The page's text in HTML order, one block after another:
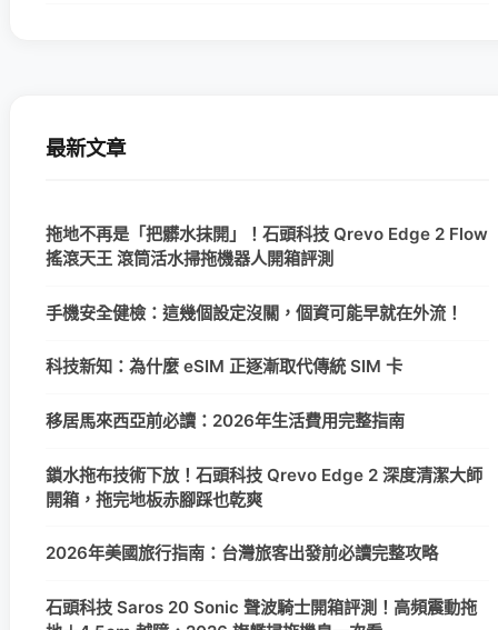
最新文章
拖地不再是「把髒水抹開」！石頭科技 Qrevo Edge 2 Flow
搖滾天王 滾筒活水掃拖機器人開箱評測
手機安全健檢：這幾個設定沒關，個資可能早就在外流！
科技新知：為什麼 eSIM 正逐漸取代傳統 SIM 卡
移居馬來西亞前必讀：2026年生活費用完整指南
鎖水拖布技術下放！石頭科技 Qrevo Edge 2 深度清潔大師
開箱，拖完地板赤腳踩也乾爽
2026年美國旅行指南：台灣旅客出發前必讀完整攻略
石頭科技 Saros 20 Sonic 聲波騎士開箱評測！高頻震動拖